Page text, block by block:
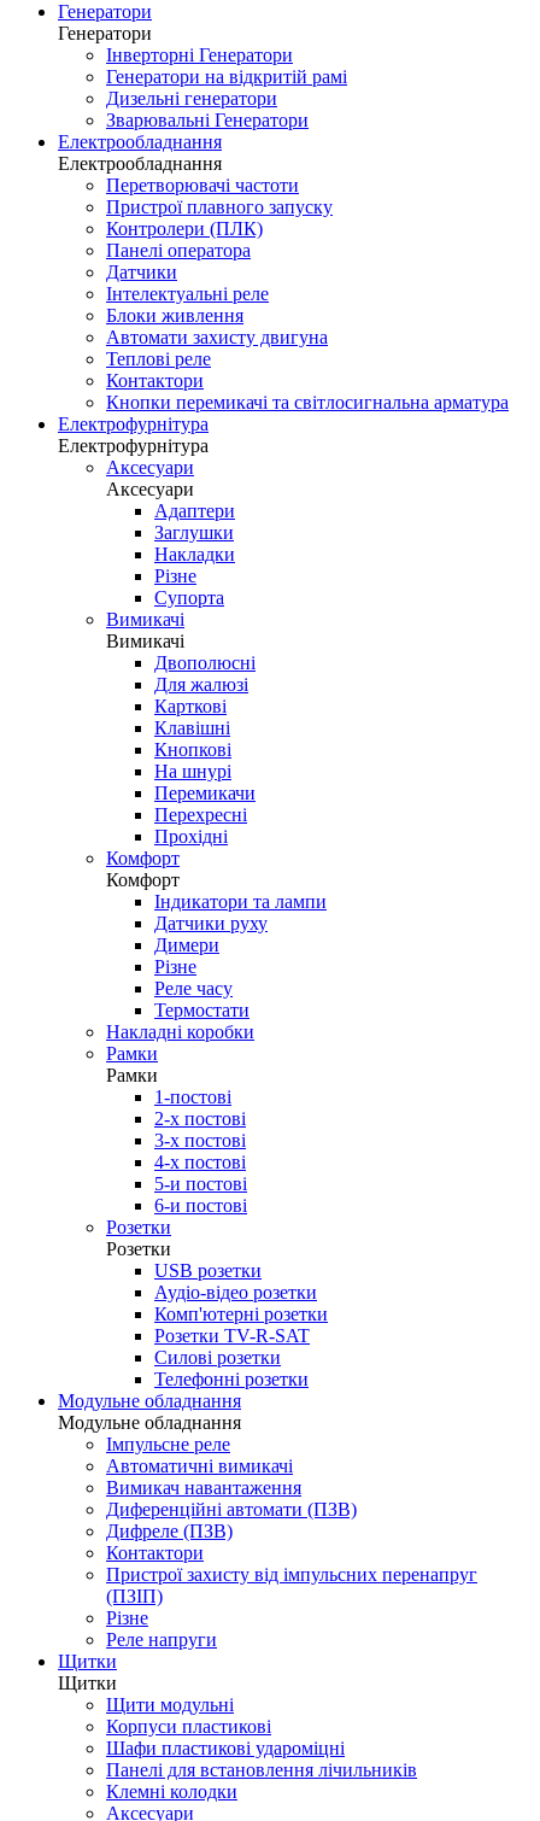
Генератори
Генератори
Інверторні Генератори
Генератори на відкритій рамі
Дизельні генератори
Зварювальні Генератори
Електрообладнання
Електрообладнання
Перетворювачі частоти
Пристрої плавного запуску
Контролери (ПЛК)
Панелі оператора
Датчики
Інтелектуальні реле
Блоки живлення
Автомати захисту двигуна
Теплові реле
Контактори
Кнопки перемикачі та світлосигнальна арматура
Електрофурнітура
Електрофурнітура
Аксесуари
Аксесуари
Адаптери
Заглушки
Накладки
Різне
Супорта
Вимикачі
Вимикачі
Двополюсні
Для жалюзі
Карткові
Клавішні
Кнопкові
На шнурі
Перемикачи
Перехресні
Прохідні
Комфорт
Комфорт
Індикатори та лампи
Датчики руху
Димери
Різне
Реле часу
Термостати
Накладні коробки
Рамки
Рамки
1-постові
2-х постові
3-х постові
4-х постові
5-и постові
6-и постові
Розетки
Розетки
USB розетки
Аудіо-відео розетки
Комп'ютерні розетки
Розетки TV-R-SAT
Силові розетки
Телефонні розетки
Модульне обладнання
Модульне обладнання
Імпульсне реле
Автоматичні вимикачі
Вимикач навантаження
Диференційні автомати (ПЗВ)
Дифреле (ПЗВ)
Контактори
Пристрої захисту від імпульсних перенапруг
(ПЗІП)
Різне
Реле напруги
Щитки
Щитки
Щити модульні
Корпуси пластикові
Шафи пластикові удароміцні
Панелі для встановлення лічильників
Клемні колодки
Аксесуари